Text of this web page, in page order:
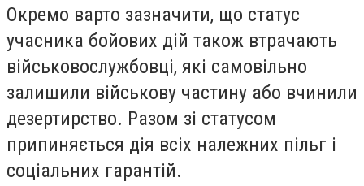
Окремо варто зазначити, що статус
учасника бойових дій також втрачають
військовослужбовці, які самовільно
залишили військову частину або вчинили
дезертирство. Разом зі статусом
припиняється дія всіх належних пільг і
соціальних гарантій.